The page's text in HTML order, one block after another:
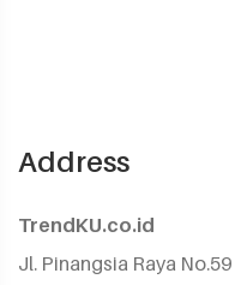
Address
TrendKU.co.id
Jl. Pinangsia Raya No.59